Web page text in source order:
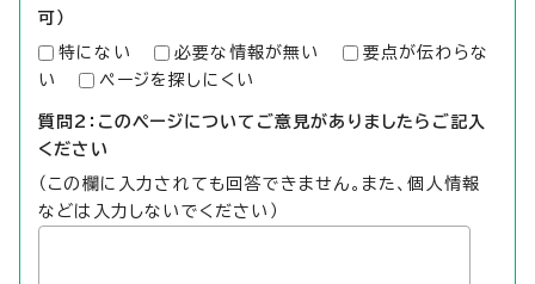
可）
特にない 必要な情報が無い
要点が伝わらな
い
ページを探しにくい
質問2：このページについてご意見がありましたらご記入
ください
（この欄に入力されても回答できません。また、個人情報
などは入力しないでください）